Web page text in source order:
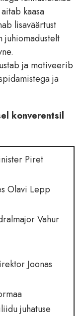
kaasa
lisaväärtust
juhiomadustelt
ja motiveerib
ja
konverentsil
Piret
Olavi Lepp
Vahur
Joonas
juhatuse